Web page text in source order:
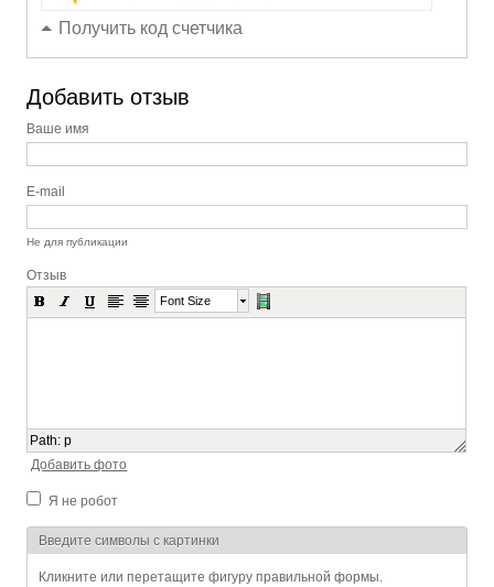
Получить код счетчика
Добавить отзыв
Ваше имя
E-mail
Не для публикации
Отзыв
Font Size
Path:p
Добавить фото
Я не робот
Я спамер
Введите символы с картинки
Кликните или перетащите фигуру правильной формы.